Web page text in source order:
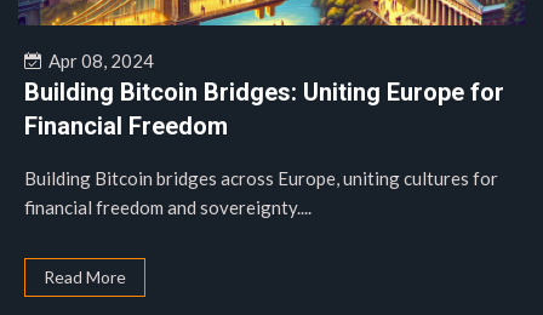
Apr 08, 2024
Building Bitcoin Bridges: Uniting Europe for
Financial Freedom
Building Bitcoin bridges across Europe, uniting cultures for
financial freedom and sovereignty....
Read More